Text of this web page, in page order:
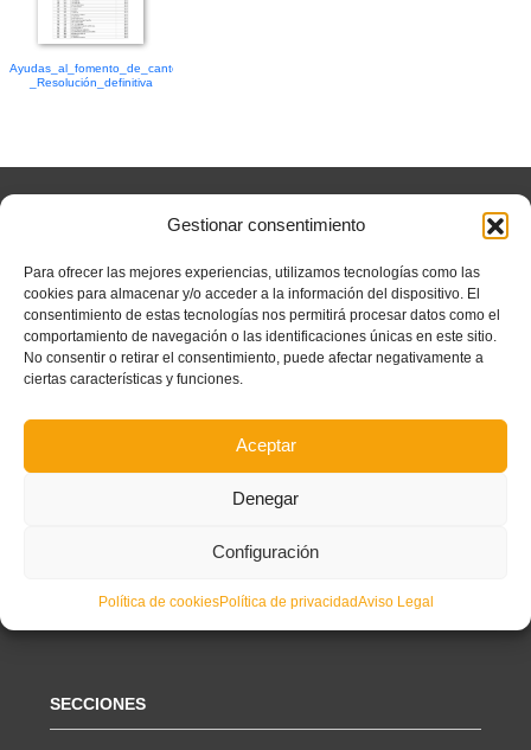
Gestionar consentimiento
Para ofrecer las mejores experiencias, utilizamos tecnologías como las
cookies para almacenar y/o acceder a la información del dispositivo. El
consentimiento de estas tecnologías nos permitirá procesar datos como el
comportamiento de navegación o las identificaciones únicas en este sitio.
No consentir o retirar el consentimiento, puede afectar negativamente a
ciertas características y funciones.
Aceptar
Denegar
Configuración
Política de cookiesPolítica de privacidadAviso Legal
Ayudas_al_fomento_de_cantera_2026_-
_Resolución_definitiva
Colaboradores
SECCIONES